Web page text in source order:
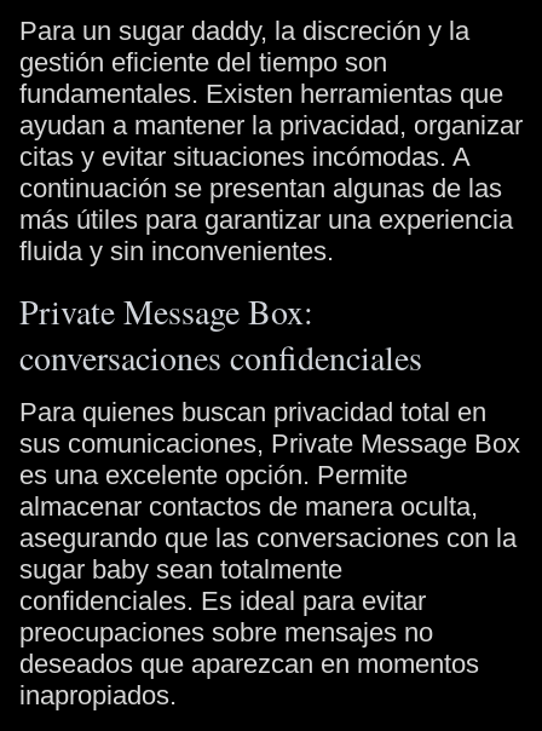
Para un sugar daddy, la discreción y la
gestión eficiente del tiempo son
fundamentales. Existen herramientas que
ayudan a mantener la privacidad, organizar
citas y evitar situaciones incómodas. A
continuación se presentan algunas de las
más útiles para garantizar una experiencia
fluida y sin inconvenientes.
Private Message Box:
conversaciones confidenciales
Para quienes buscan privacidad total en
sus comunicaciones, Private Message Box
es una excelente opción. Permite
almacenar contactos de manera oculta,
asegurando que las conversaciones con la
sugar baby sean totalmente
confidenciales. Es ideal para evitar
preocupaciones sobre mensajes no
deseados que aparezcan en momentos
inapropiados.